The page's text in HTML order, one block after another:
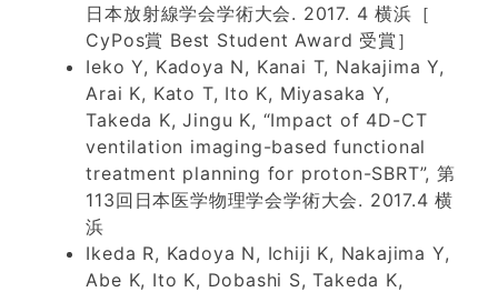
日本放射線学会学術大会. 2017. 4 横浜［
CyPos賞 Best Student Award 受賞］
Ieko Y, Kadoya N, Kanai T, Nakajima Y,
Arai K, Kato T, Ito K, Miyasaka Y,
Takeda K, Jingu K, “Impact of 4D-CT
ventilation imaging-based functional
treatment planning for proton-SBRT”, 第
113回日本医学物理学会学術大会. 2017.4 横
浜
Ikeda R, Kadoya N, Ichiji K, Nakajima Y,
Abe K, Ito K, Dobashi S, Takeda K,